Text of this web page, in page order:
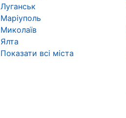
Луганськ
Маріуполь
Миколаїв
Ялта
Показати всі міста